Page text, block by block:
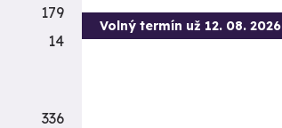
Volný termín už 12. 08. 2026
179
14
336